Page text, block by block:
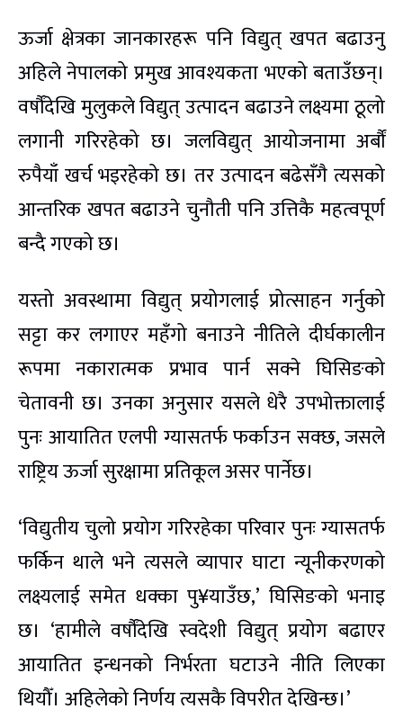
ऊर्जा क्षेत्रका जानकारहरू पनि विद्युत् खपत बढाउनु
अहिले नेपालको प्रमुख आवश्यकता भएको बताउँछन्।
वर्षौंदेखि मुलुकले विद्युत् उत्पादन बढाउने लक्ष्यमा ठूलो
लगानी गरिरहेको छ। जलविद्युत् आयोजनामा अर्बौं
रुपैयाँ खर्च भइरहेको छ। तर उत्पादन बढेसँगै त्यसको
आन्तरिक खपत बढाउने चुनौती पनि उत्तिकै महत्वपूर्ण
बन्दै गएको छ।
यस्तो अवस्थामा विद्युत् प्रयोगलाई प्रोत्साहन गर्नुको
सट्टा कर लगाएर महँगो बनाउने नीतिले दीर्घकालीन
रूपमा नकारात्मक प्रभाव पार्न सक्ने घिसिङको
चेतावनी छ। उनका अनुसार यसले धेरै उपभोक्तालाई
पुनः आयातित एलपी ग्यासतर्फ फर्काउन सक्छ, जसले
राष्ट्रिय ऊर्जा सुरक्षामा प्रतिकूल असर पार्नेछ।
‘विद्युतीय चुलो प्रयोग गरिरहेका परिवार पुनः ग्यासतर्फ
फर्किन थाले भने त्यसले व्यापार घाटा न्यूनीकरणको
लक्ष्यलाई समेत धक्का पु¥याउँछ,’ घिसिङको भनाइ
छ। ‘हामीले वर्षौंदेखि स्वदेशी विद्युत् प्रयोग बढाएर
आयातित इन्धनको निर्भरता घटाउने नीति लिएका
थियौँ। अहिलेको निर्णय त्यसकै विपरीत देखिन्छ।’